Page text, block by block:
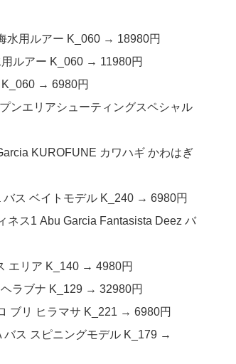
水用ルアー K_060 → 18980円
ルアー K_060 → 11980円
K_060 → 6980円
ンエリアシューティングスペシャル
KUROFUNE カワハギ かわはぎ
ス ベイトモデル K_240 → 6980円
ネス1 Abu Garcia Fantasista Deez バ
エリア K_140 → 4980円
ラブナ K_129 → 32980円
ブリ ヒラマサ K_221 → 6980円
バス スピニングモデル K_179 →